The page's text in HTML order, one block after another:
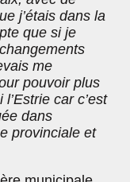
j’étais dans la
que si je
me
pouvoir plus
car c’est
dans
provinciale et